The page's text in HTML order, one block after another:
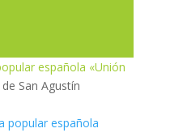
española «Unión
San Agustín